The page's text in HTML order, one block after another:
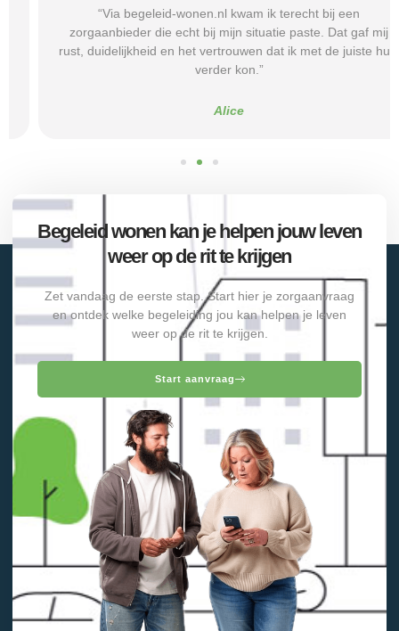
“Via begeleid-wonen.nl kwam ik terecht bij een
zorgaanbieder die echt bij mijn situatie paste. Dat gaf mij
rust, duidelijkheid en het vertrouwen dat ik met de juiste hulp
verder kon.”
Alice
Begeleid wonen kan je helpen jouw leven
weer op de rit te krijgen
Zet vandaag de eerste stap. Start hier je zorgaanvraag
en ontdek welke begeleiding jou kan helpen je leven
weer op de rit te krijgen.
Start aanvraag